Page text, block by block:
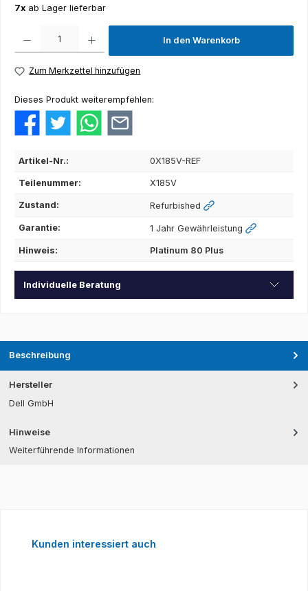
7x ab Lager lieferbar
In den Warenkorb
Zum Merkzettel hinzufügen
Dieses Produkt weiterempfehlen:
Artikel-Nr.: 0X185V-REF
Teilenummer: X185V
Zustand: Refurbished
Garantie: 1 Jahr Gewährleistung
Hinweis: Platinum 80 Plus
Individuelle Beratung
Beschreibung
Hersteller
Dell GmbH
Hinweise
Weiterführende Informationen
Produktgalerie überspringen
Kunden interessiert auch